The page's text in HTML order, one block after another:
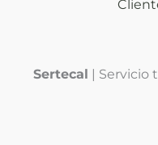
Sertecal | Servicio